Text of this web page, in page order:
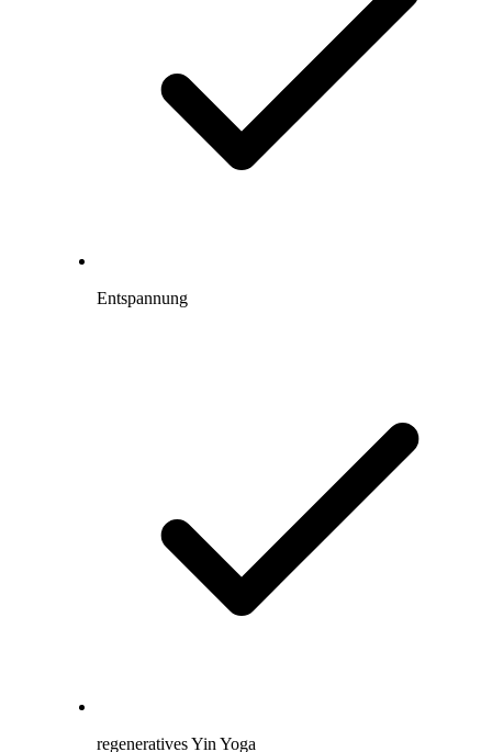
Entspannung
regeneratives Yin Yoga